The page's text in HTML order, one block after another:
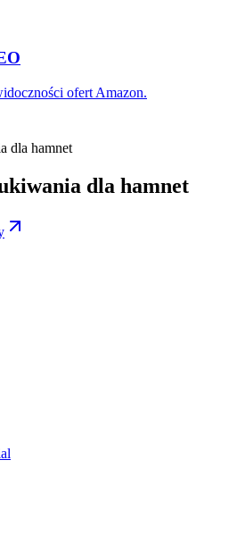
ofert Amazon.
dla hamnet
dla hamnet